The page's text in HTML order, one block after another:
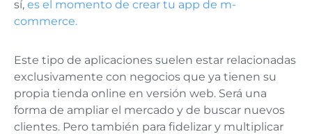
sí, es el momento de crear tu app de m-
commerce.
Este tipo de aplicaciones suelen estar relacionadas
exclusivamente con negocios que ya tienen su
propia tienda online en versión web. Será una
forma de ampliar el mercado y de buscar nuevos
clientes. Pero también para fidelizar y multiplicar